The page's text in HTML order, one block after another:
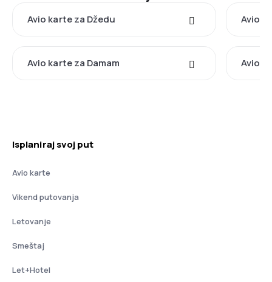
Avio karte za Džedu Avio
Avio karte za Damam Avio
Isplaniraj svoj put
Avio karte
Vikend putovanja
Letovanje
Smeštaj
Let+Hotel